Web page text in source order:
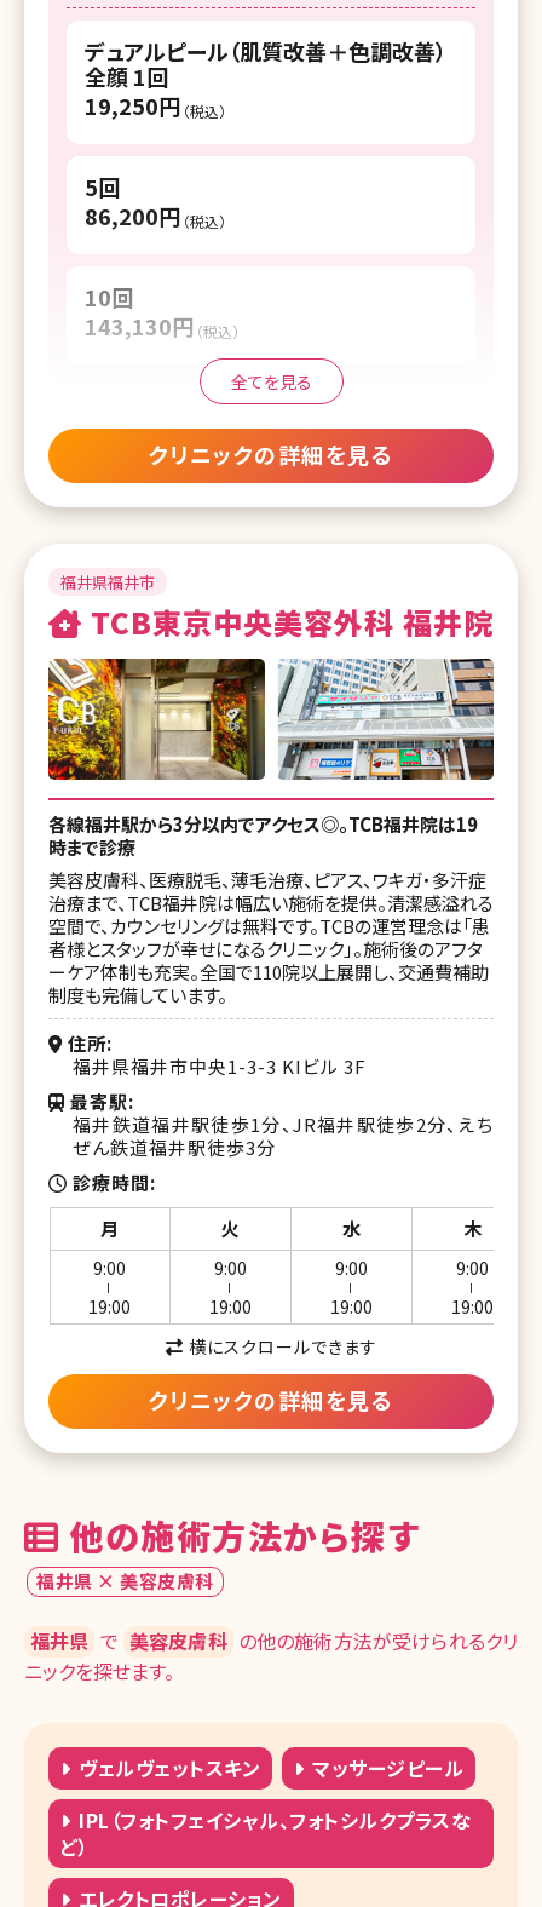
用）
湘南美容クリニック 大阪心斎橋院
湘南美容クリニック 大阪なんば院
湘南美容クリニック 大阪堺東院
湘南美容クリニック 西宮北口院
湘南美容クリニック 奈良院
湘南美容クリニック 和歌山院
湘南美容クリニック 岡山院
湘南美容クリニック 高松院
湘南美容クリニック 松山院
湘南美容クリニック 福岡院
湘南美容クリニック 博多院
湘南美容クリニック 小倉院
湘南美容クリニック 熊本院
湘南美容クリニック 宮崎院
湘南美容クリニック 那覇院
湘南美容クリニック 二子玉川院
湘南美容クリニック 赤羽院
湘南美容クリニック 仙台院
湘南美容クリニック 福島院
湘南美容クリニック 宇都宮院
湘南美容クリニック 高崎院
湘南美容クリニック 所沢院
湘南美容クリニック 川越院
湘南美容クリニック 船橋院
湘南美容クリニック 柏院
湘南美容クリニック 横浜院
湘南美容クリニック 川崎院
湘南美容クリニック 武蔵小杉院
湘南美容クリニック 橋本院
湘南美容クリニック 藤沢院
湘南美容クリニック 横須賀中央院
湘南美容クリニック 新潟院
湘南美容クリニック 金沢院
湘南美容クリニック 長野院
湘南美容クリニック 岐阜院
湘南美容クリニック 浜松院
湘南美容クリニック 名古屋駅本院
湘南美容クリニック 名古屋院
湘南美容クリニック 名古屋栄院
湘南美容クリニック 金山院
湘南美容クリニック 大阪駅前院（女性専
用）
湘南美容クリニック 大阪なんば院
湘南美容クリニック 大阪京橋院
湘南美容クリニック 大阪堺東院
湘南美容クリニック 西宮北口院
湘南美容クリニック 奈良院
湘南美容クリニック 高松院
デュアルピール（肌質改善＋色調改善）
全顔 1回
19,250円 （税込）
5回
86,200円 （税込）
10回
143,130円 （税込）
全てを見る
クリニックの詳細を見る
福井県福井市
TCB東京中央美容外科 福井院
各線福井駅から3分以内でアクセス◎。TCB福井院は19
時まで診療
美容皮膚科、医療脱毛、薄毛治療、ピアス、ワキガ・多汗症
治療まで、TCB福井院は幅広い施術を提供。清潔感溢れる
空間で、カウンセリングは無料です。TCBの運営理念は「患
者様とスタッフが幸せになるクリニック」。施術後のアフタ
ーケア体制も充実。全国で110院以上展開し、交通費補助
制度も完備しています。
住所
福井県福井市中央1-3-3 KIビル 3F
最寄駅
福井鉄道福井駅徒歩1分、JR福井駅徒歩2分、えち
ぜん鉄道福井駅徒歩3分
診療時間
月
火 水 木
9:00
19:00
9:00
19:00
9:00
19:00
9:00
19:00
横にスクロールできます
クリニックの詳細を見る
他の施術方法から探す
福井県 × 美容皮膚科
福井県 で 美容皮膚科 の他の施術方法が受けられるクリ
ニックを探せます。
ヴェルヴェットスキン
マッサージピール
IPL（フォトフェイシャル、フォトシルクプラスな
ど）
エレクトロポレーション